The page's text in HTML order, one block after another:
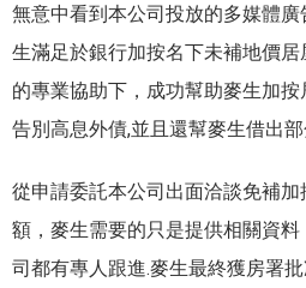
無意中看到本公司投放的多媒體
生滿足於銀行加按名下未補地價
的專業協助下，成功幫助麥生加按
告別高息外債,並且還幫麥生借出部
從申請委託本公司出面洽談免補
額，麥生需要的只是提供相關資
司都有專人跟進.麥生最終獲房署